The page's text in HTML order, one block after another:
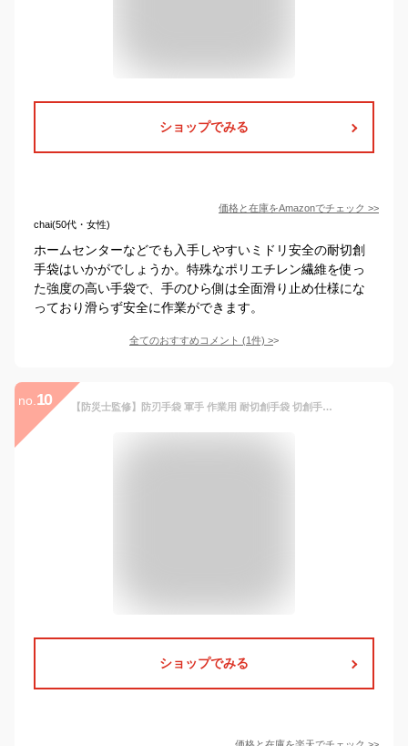
ショップでみる
価格と在庫をAmazonでチェック >>
chai(50代・女性)
ホームセンターなどでも入手しやすいミドリ安全の耐切創
手袋はいかがでしょうか。特殊なポリエチレン繊維を使っ
た強度の高い手袋で、手のひら側は全面滑り止め仕様にな
っており滑らず安全に作業ができます。
全てのおすすめコメント (1件) >
no. 10 【防災士監修】防刃手袋 軍手 作業用 耐切創手袋 切創手袋 切創防止手袋 XS S M L XL 料理 切れない手袋 防刃 作業用手袋 防刃グローブ ナイフ グローブ 作業手袋 手袋 作業グローブ 料理用 レベル5 刃物 ガラス せっそう手袋
ショップでみる